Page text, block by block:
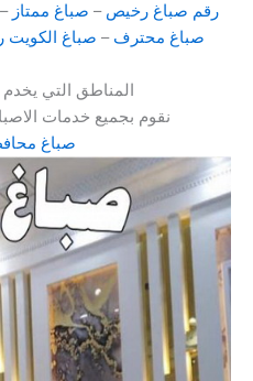
رقم صباغ رخيص – صباغ ممتاز –
صباغ محترف – صباغ
المناطق التي
نقوم بجميع خدمات
صباغ